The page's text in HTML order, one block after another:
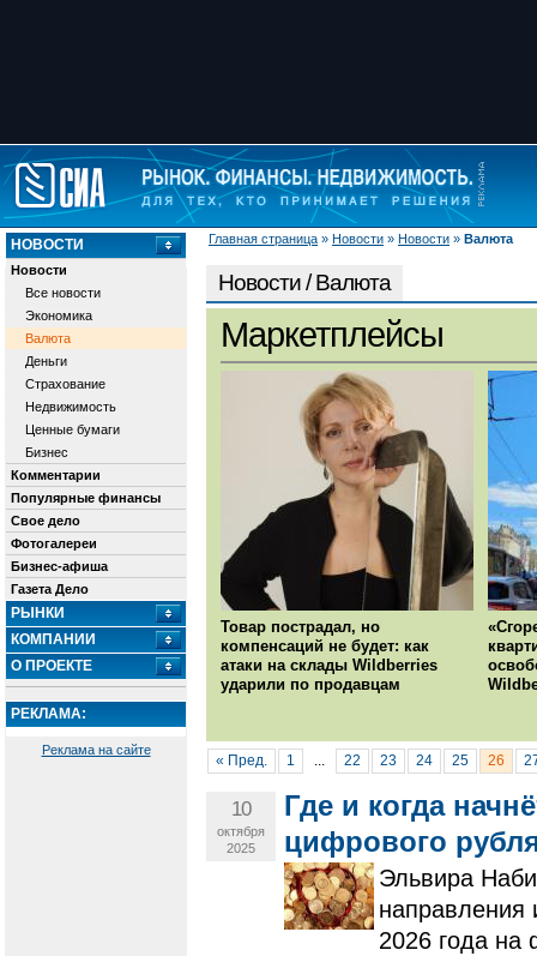
Главная страница » Новости » Новости » Валюта
НОВОСТИ
Новости
Все новости
Экономика
Валюта
Деньги
Страхование
Недвижимость
Ценные бумаги
Бизнес
Комментарии
Популярные финансы
Свое дело
Фотогалереи
Бизнес-афиша
Газета Дело
РЫНКИ
КОМПАНИИ
О ПРОЕКТЕ
РЕКЛАМА:
Реклама на сайте
Новости / Валюта
Маркетплейсы
Товар пострадал, но
компенсаций не будет: как
атаки на склады Wildberries
ударили по продавцам
« Пред. 1 ... 22 23 24 25 26
10
октября
2025
Где и когда
цифрового
Эльвира
направления
2026 года на